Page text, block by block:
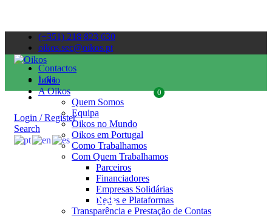
(+351) 218 823 630
oikos.sec@oikos.pt
Contactos
Loja
0
Login / Register
Search
Início
A Oikos
Quem Somos
Equipa
Oikos no Mundo
Oikos em Portugal
Como Trabalhamos
Com Quem Trabalhamos
Parceiros
Financiadores
Empresas Solidárias
Redes e Plataformas
Transparência e Prestação de Contas
ARGENTINA